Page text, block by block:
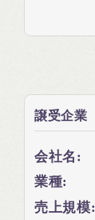
譲受企業
会社名:
業種:
売上規模: